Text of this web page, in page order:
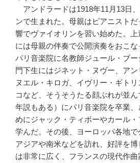
アンドラードは1918年11月13日
ンで生まれた。母親はピアニスト
響でヴァイオリンを習い始めた。
には母親の伴奏で公開演奏をおこな
パリ音楽院に名教師ジュール・ブー
門下生にはジネット・ヌヴー、ア
ヌエル・キロガ、イヴリー・ギト
コなど、そうそうたる顔ぶれが並
年説もある）にパリ音楽院を卒業
めにジャック・ティボーやカール
学んだ。その後、ヨーロッパ各地
アジアや南米などを訪れ、好評を
は非常に広く、フランスの現代作